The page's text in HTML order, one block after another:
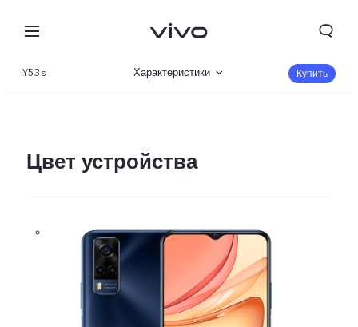
Y53s Характеристики Купить
Цвет устройства